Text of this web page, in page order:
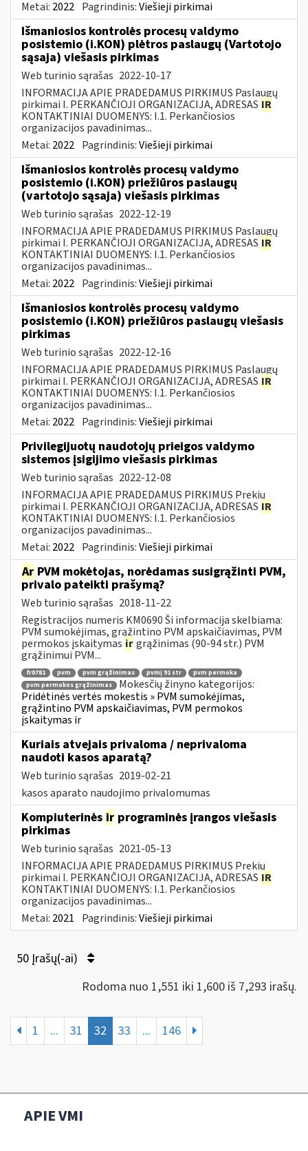
Metai: 2022 Pagrindinis:Viešieji pirkimai
Išmaniosios kontrolės procesų valdymo
posistemio (i.KON) plėtros paslaugų (Vartotojo
sąsaja) viešasis pirkimas
Web turinio sąrašas 2022-10-17
INFORMACIJA APIE PRADEDAMUS PIRKIMUS Paslaugų
pirkimai I. PERKANČIOJI ORGANIZACIJA, ADRESAS IR
KONTAKTINIAI DUOMENYS: I.1. Perkančiosios
organizacijos pavadinimas...
Metai: 2022 Pagrindinis:Viešieji pirkimai
Išmaniosios kontrolės procesų valdymo
posistemio (i.KON) priežiūros paslaugų
(vartotojo sąsaja) viešasis pirkimas
Web turinio sąrašas 2022-12-19
INFORMACIJA APIE PRADEDAMUS PIRKIMUS Paslaugų
pirkimai I. PERKANČIOJI ORGANIZACIJA, ADRESAS IR
KONTAKTINIAI DUOMENYS: I.1. Perkančiosios
organizacijos pavadinimas...
Metai: 2022 Pagrindinis:Viešieji pirkimai
Išmaniosios kontrolės procesų valdymo
posistemio (i.KON) priežiūros paslaugų viešasis
pirkimas
Web turinio sąrašas 2022-12-16
INFORMACIJA APIE PRADEDAMUS PIRKIMUS Paslaugų
pirkimai I. PERKANČIOJI ORGANIZACIJA, ADRESAS IR
KONTAKTINIAI DUOMENYS: I.1. Perkančiosios
organizacijos pavadinimas...
Metai: 2022 Pagrindinis:Viešieji pirkimai
Privilegijuotų naudotojų prieigos valdymo
sistemos įsigijimo viešasis pirkimas
Web turinio sąrašas 2022-12-08
INFORMACIJA APIE PRADEDAMUS PIRKIMUS Prekių
pirkimai I. PERKANČIOJI ORGANIZACIJA, ADRESAS IR
KONTAKTINIAI DUOMENYS: I.1. Perkančiosios
organizacijos pavadinimas...
Metai: 2022 Pagrindinis:Viešieji pirkimai
Ar PVM mokėtojas, norėdamas susigrąžinti PVM,
privalo pateikti prašymą?
Web turinio sąrašas 2018-11-22
Registracijos numeris KM0690 Ši informacija skelbiama:
PVM sumokėjimas, grąžintino PVM apskaičiavimas, PVM
permokos įskaitymas irgrąžinimas (90-94 str.) PVM
grąžinimui PVM...
fr0781 pvm pvm grąžinimas pvmį 91 str
pvm permoka
pvm permokos grąžinimas
Mokesčių žinyno kategorijos:
Pridėtinės vertės mokestis » PVM sumokėjimas,
grąžintino PVM apskaičiavimas, PVM permokos
įskaitymas ir
Kuriais atvejais privaloma / neprivaloma
naudoti kasos aparatą?
Web turinio sąrašas 2019-02-21
kasos aparato naudojimo privalomumas
Kompiuterinės ir programinės įrangos viešasis
pirkimas
Web turinio sąrašas 2021-05-13
INFORMACIJA APIE PRADEDAMUS PIRKIMUS Prekių
pirkimai I. PERKANČIOJI ORGANIZACIJA, ADRESAS IR
KONTAKTINIAI DUOMENYS: I.1. Perkančiosios
organizacijos pavadinimas...
Metai: 2021 Pagrindinis:Viešieji pirkimai
50 Įrašų(-ai)
Rodoma nuo 1,551 iki 1,600 iš 7,293 irašų.
1 ... 31 32 33 ... 146
APIE VMI